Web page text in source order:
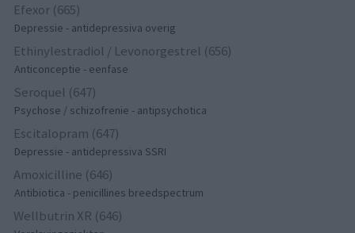
Efexor (665)
Depressie - antidepressiva overig
Ethinylestradiol / Levonorgestrel (656)
Anticonceptie - eenfase
Seroquel (647)
Psychose / schizofrenie - antipsychotica
Escitalopram (647)
Depressie - antidepressiva SSRI
Amoxicilline (646)
Antibiotica - penicillines breedspectrum
Wellbutrin XR (646)